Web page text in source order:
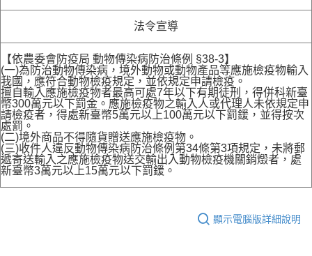
法令宣導
【依農委會防疫局 動物傳染病防治條例 §38-3】
(一)為防治動物傳染病，境外動物或動物產品等應施檢疫物輸入
我國，應符合動物檢疫規定，並依規定申請檢疫。
擅自輸入應施檢疫物者最高可處7年以下有期徒刑，得併科新臺
幣300萬元以下罰金。應施檢疫物之輸入人或代理人未依規定申
請檢疫者，得處新臺幣5萬元以上100萬元以下罰鍰，並得按次
處罰。
(二)境外商品不得隨貨贈送應施檢疫物。
(三)收件人違反動物傳染病防治條例第34條第3項規定，未將郵
遞寄送輸入之應施檢疫物送交輸出入動物檢疫機關銷燬者，處
新臺幣3萬元以上15萬元以下罰鍰。
顯示電腦版詳細說明